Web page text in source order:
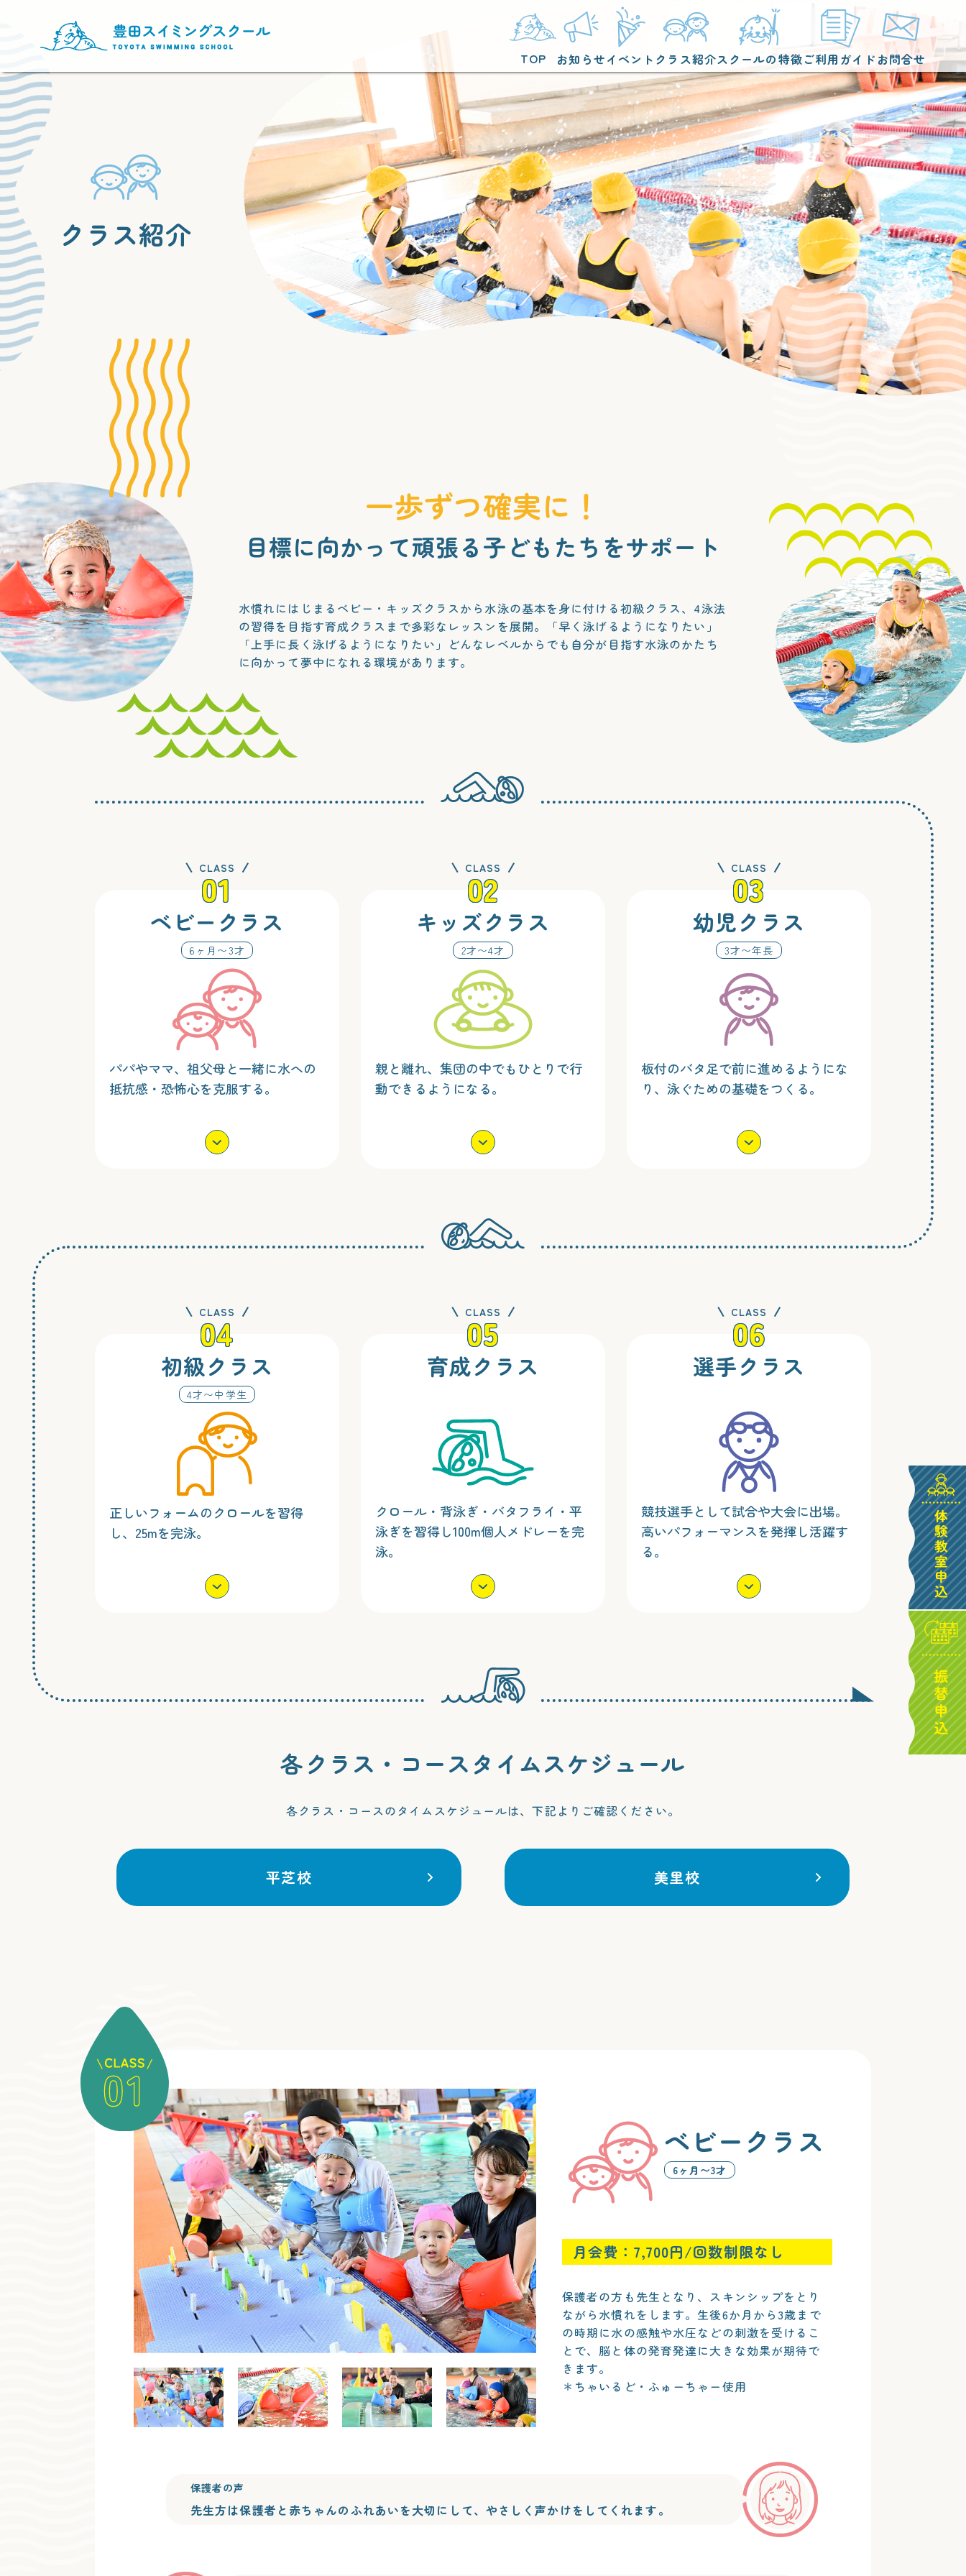
TOP お知らせイベント クラス紹介スクールの特徴ご利用ガイド お問合せ
クラス紹介
一歩ずつ確実に！
目標に向かって頑張る子どもたちをサポート
水慣れにはじまるベビー・キッズクラスから水泳の基本を身に付ける初級クラス、4泳法
の習得を目指す育成クラスまで多彩なレッスンを展開。「早く泳げるようになりたい」
「上手に長く泳げるようになりたい」どんなレベルからでも自分が目指す水泳のかたち
に向かって夢中になれる環境があります。
CLASS
01
ベビークラス
6ヶ月〜3才
パパやママ、祖父母と一緒に水への
抵抗感・恐怖心を克服する。
CLASS
02
キッズクラス
2才〜4才
親と離れ、集団の中でもひとりで行
動できるようになる。
CLASS
03
幼児クラス
3才〜年長
板付のバタ足で前に進めるようにな
り、泳ぐための基礎をつくる。
CLASS
04
初級クラス
4才〜中学生
正しいフォームのクロールを習得
し、25mを完泳。
CLASS
05
育成クラス
クロール・背泳ぎ・バタフライ・平
泳ぎを習得し100m個人メドレーを完
泳。
CLASS
06
選手クラス
競技選手として試合や大会に出場。
高いパフォーマンスを発揮し活躍す
る。
各クラス・コースタイムスケジュール
各クラス・コースのタイムスケジュールは、下記よりご確認ください。
平芝校 美里校
ベビークラス
6ヶ月〜3才
月会費：7,700円/回数制限なし
保護者の方も先生となり、スキンシップをとり
ながら水慣れをします。生後6か月から3歳まで
の時期に水の感触や水圧などの刺激を受けるこ
とで、脳と体の発育発達に大きな効果が期待で
きます。
＊ちゃいるど・ふゅーちゃー使用
保護者の声
先生方は保護者と赤ちゃんのふれあいを大切にして、やさしく声かけをしてくれます。